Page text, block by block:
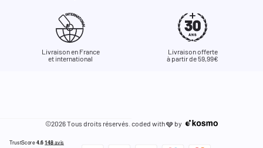
Livraison en France
et international
Livraison offerte
à partir de 59,99€
©2026 Tous droits réservés. coded with🩶 by